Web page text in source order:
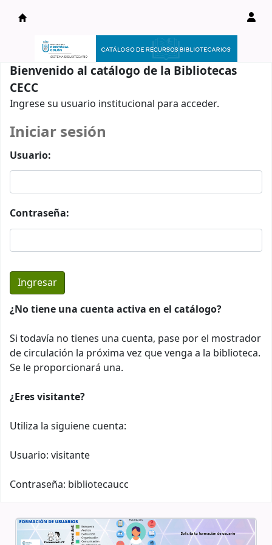
Catálogo en línea
Bienvenido al catálogo de la Bibliotecas
CECC
Ingrese su usuario institucional para acceder.
Iniciar sesión
Usuario:
Contraseña:
¿No tiene una cuenta activa en el catálogo?
Si todavía no tienes una cuenta, pase por el mostrador
de circulación la próxima vez que venga a la biblioteca.
Se le proporcionará una.
¿Eres visitante?
Utiliza la siguiene cuenta:
Usuario: visitante
Contraseña: bibliotecaucc